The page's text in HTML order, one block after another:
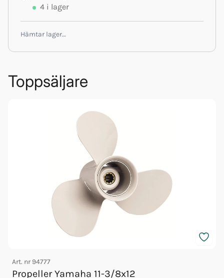
4 i lager
Hämtar lager…
Toppsäljare
Art. nr 94777
Propeller Yamaha 11-3/8x12